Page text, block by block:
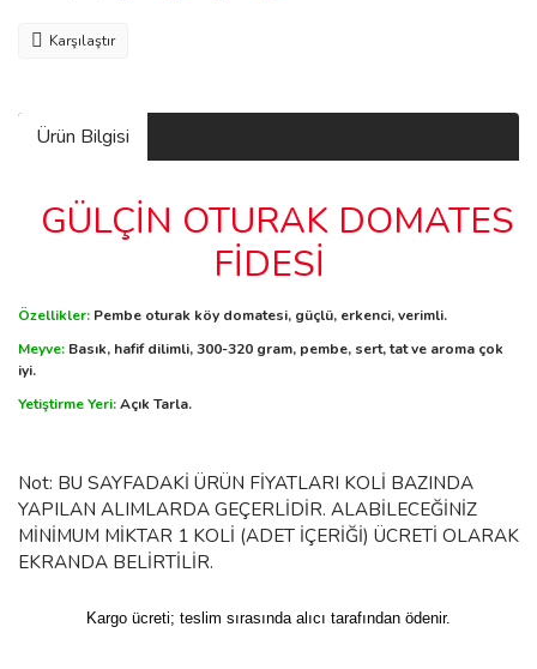
Karşılaştır
Ürün Bilgisi
GÜLÇİN OTURAK DOMATES
FİDESİ
Özellikler: Pembe oturak köy domatesi, güçlü, erkenci, verimli.
Meyve: Basık, hafif dilimli, 300-320 gram, pembe, sert, tat ve aroma çok
iyi.
Yetiştirme Yeri:Açık Tarla.
Not: BU SAYFADAKİ ÜRÜN FİYATLARI KOLİ BAZINDA
YAPILAN ALIMLARDA GEÇERLİDİR. ALABİLECEĞİNİZ
MİNİMUM MİKTAR 1 KOLİ (ADET İÇERİĞİ) ÜCRETİ OLARAK
EKRANDA BELİRTİLİR.
Kargo ücreti; teslim sırasında alıcı tarafından ödenir.